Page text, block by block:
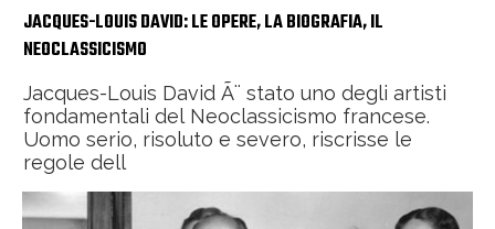
JACQUES-LOUIS DAVID: LE OPERE, LA BIOGRAFIA, IL
NEOCLASSICISMO
Jacques-Louis David Ã¨ stato uno degli artisti
fondamentali del Neoclassicismo francese.
Uomo serio, risoluto e severo, riscrisse le
regole dell